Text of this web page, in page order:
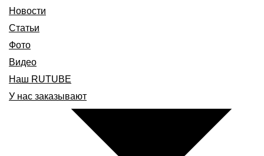
Новости
Статьи
Фото
Видео
Наш RUTUBE
У нас заказывают